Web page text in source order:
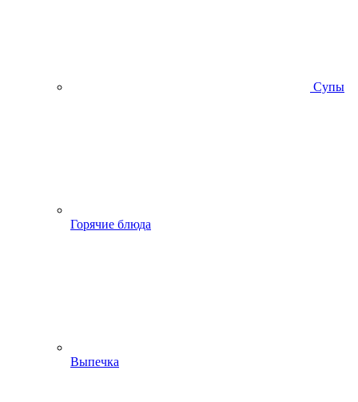
Супы
Горячие блюда
Выпечка